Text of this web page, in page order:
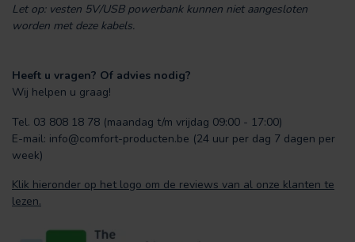
Let op: vesten 5V/USB powerbank kunnen niet aangesloten
worden met deze kabels.
Heeft u vragen? Of advies nodig?
Wij helpen u graag!
Tel. 03 808 18 78 (maandag t/m vrijdag 09:00 - 17:00)
E-mail: info@comfort-producten.be (24 uur per dag 7 dagen per
week)
Klik hieronder op het logo om de reviews van al onze klanten te
lezen.